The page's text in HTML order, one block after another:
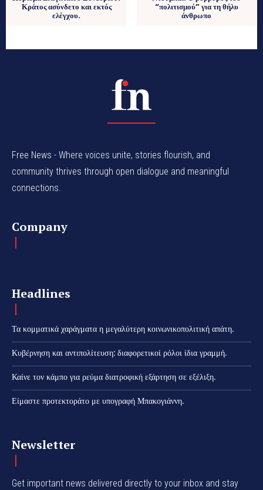
Κράτος ασύνδετο και εκτός
ελέγχου.
“πολιτισμού” για τη θήλυ
άνθρωπο
Free News - Where voices unite, stories flourish, and
community thrives through open dialogue and meaningful
connections.
Company
Headlines
Τα κομματικά χαράγματα η μεγαλύτερη κοινωνικοπολιτική απάτη.
Κυβέρνηση και αντιπολίτευση: διαφορετικοί ρόλοι ίδια γραμμή.
Καίνε τον κάμπο για ρεύμα διατροφική εξάρτηση σε εξέλιξη.
Είμαστε προτεκτοράτο με υπογραφή Μπακογιάννη.
Newsletter
Get important news delivered directly to your inbox and stay